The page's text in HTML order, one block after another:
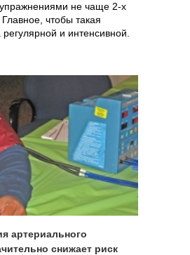
не чаще 2-х
чтобы такая
регулярной и интенсивной.
артериального
снижает риск